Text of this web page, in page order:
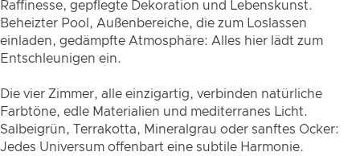
Raffinesse, gepflegte Dekoration und Lebenskunst.
Beheizter Pool, Außenbereiche, die zum Loslassen
einladen, gedämpfte Atmosphäre: Alles hier lädt zum
Entschleunigen ein.
Die vier Zimmer, alle einzigartig, verbinden natürliche
Farbtöne, edle Materialien und mediterranes Licht.
Salbeigrün, Terrakotta, Mineralgrau oder sanftes Ocker:
Jedes Universum offenbart eine subtile Harmonie.